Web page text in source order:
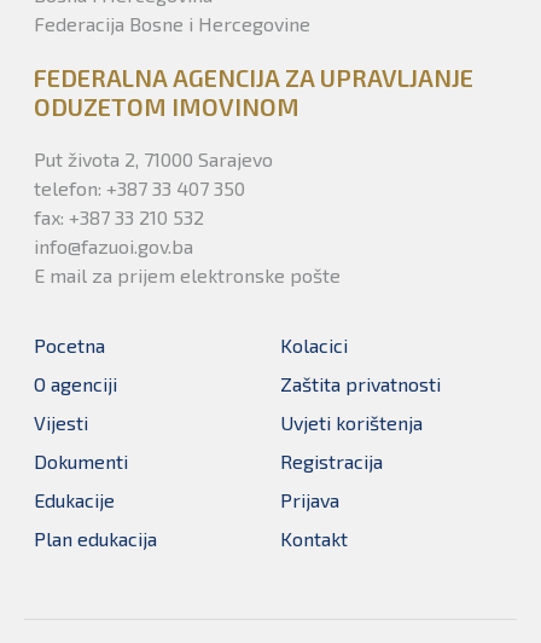
Federacija Bosne i Hercegovine
FEDERALNA AGENCIJA ZA UPRAVLJANJE
ODUZETOM IMOVINOM
Put života 2, 71000 Sarajevo
telefon: +387 33 407 350
fax: +387 33 210 532
info@fazuoi.gov.ba
E mail za prijem elektronske pošte
Pocetna
O agenciji
Vijesti
Dokumenti
Edukacije
Plan edukacija
Kolacici
Zaštita privatnosti
Uvjeti korištenja
Registracija
Prijava
Kontakt